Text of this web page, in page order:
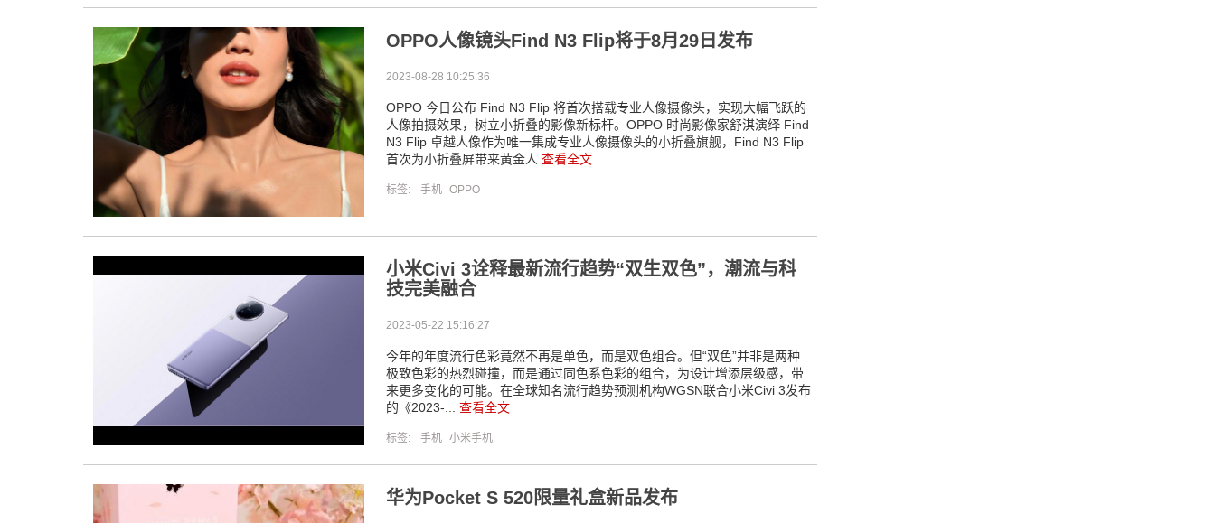
OPPO人像镜头Find N3 Flip将于8月29日发布
2023-08-28 10:25:36
OPPO 今日公布 Find N3 Flip 将首次搭载专业人像摄像头，实现大幅飞跃的
人像拍摄效果，树立小折叠的影像新标杆。OPPO 时尚影像家舒淇演绎 Find
N3 Flip 卓越人像作为唯一集成专业人像摄像头的小折叠旗舰，Find N3 Flip
首次为小折叠屏带来黄金人 查看全文
标签: 手机 OPPO
小米Civi 3诠释最新流行趋势“双生双色”，潮流与科
技完美融合
2023-05-22 15:16:27
今年的年度流行色彩竟然不再是单色，而是双色组合。但“双色”并非是两种
极致色彩的热烈碰撞，而是通过同色系色彩的组合，为设计增添层级感，带
来更多变化的可能。在全球知名流行趋势预测机构WGSN联合小米Civi 3发布
的《2023-... 查看全文
标签: 手机 小米手机
华为Pocket S 520限量礼盒新品发布